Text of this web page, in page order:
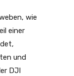
wie
einer
und
DJI